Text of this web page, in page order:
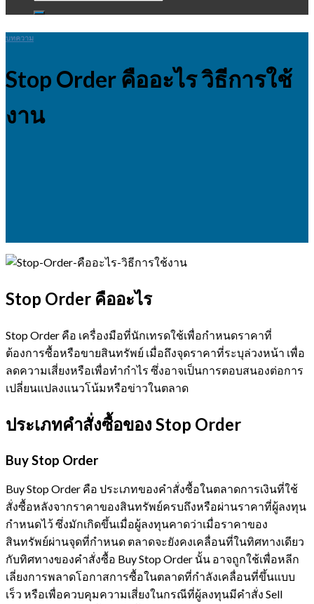
บทความ
Stop Order คืออะไร วิธีการใช้
งาน
Stop Order คืออะไร
Stop Order คือ เครื่องมือที่นักเทรดใช้เพื่อกำหนดราคาที่
ต้องการซื้อหรือขายสินทรัพย์ เมื่อถึงจุดราคาที่ระบุล่วงหน้า เพื่อ
ลดความเสี่ยงหรือเพื่อทำกำไร ซึ่งอาจเป็นการตอบสนองต่อการ
เปลี่ยนแปลงแนวโน้มหรือข่าวในตลาด
ประเภทคำสั่งซื้อของ Stop Order
Buy Stop Order
Buy Stop Order คือ ประเภทของคำสั่งซื้อในตลาดการเงินที่ใช้
สั่งซื้อหลังจากราคาของสินทรัพย์ครบถึงหรือผ่านราคาที่ผู้ลงทุน
กำหนดไว้ ซึ่งมักเกิดขึ้นเมื่อผู้ลงทุนคาดว่าเมื่อราคาของ
สินทรัพย์ผ่านจุดที่กำหนด ตลาดจะยังคงเคลื่อนที่ในทิศทางเดียว
กับทิศทางของคำสั่งซื้อ Buy Stop Order นั้น อาจถูกใช้เพื่อหลีก
เลี่ยงการพลาดโอกาสการซื้อในตลาดที่กำลังเคลื่อนที่ขึ้นแบบ
เร็ว หรือเพื่อควบคุมความเสี่ยงในกรณีที่ผู้ลงทุนมีคำสั่ง Sell